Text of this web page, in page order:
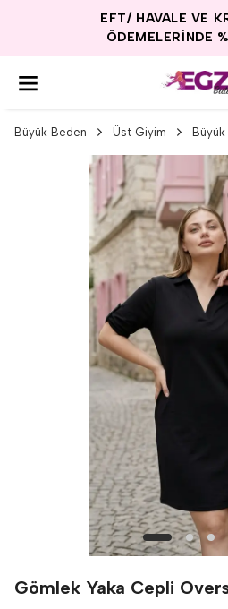
EFT/ HAVALE VE
ÖDEMELERİNDE
Büyük Beden Üst Giyim
Gömlek Yaka Cepli